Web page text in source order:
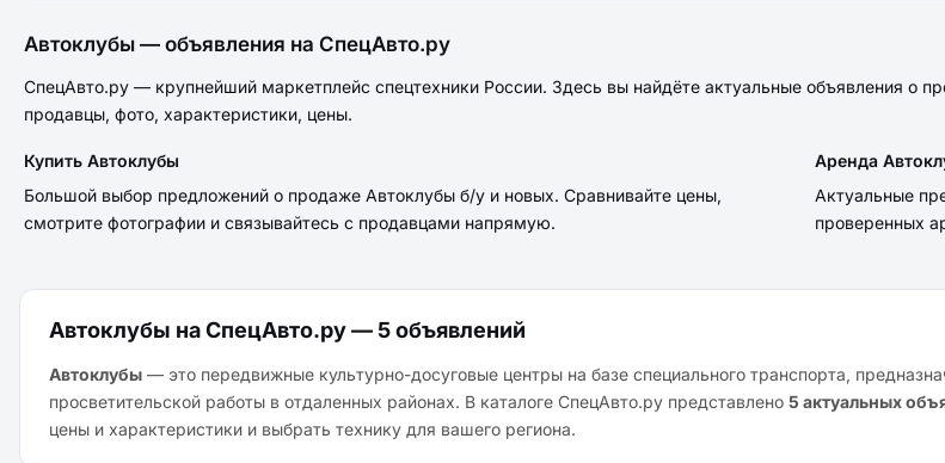
Автоклубы — объявления на СпецАвто.ру
СпецАвто.ру — крупнейший маркетплейс спецтехники России. Здесь вы найдёте актуальные объявления о
продавцы, фото, характеристики, цены.
Купить Автоклубы
Большой выбор предложений о продаже Автоклубы б/у и новых. Сравнивайте цены,
смотрите фотографии и связывайтесь с продавцами напрямую.
Аренда
Актуальные
проверенных
Автоклубы на СпецАвто.ру — 5 объявлений
Автоклубы — это передвижные культурно-досуговые центры на базе специального транспорта,
просветительской работы в отдаленных районах. В каталоге СпецАвто.ру представлено 5 актуальных
цены и характеристики и выбрать технику для вашего региона.